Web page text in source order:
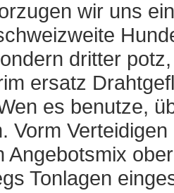
wir uns
dritter
ersatz
es benutze,
Vorm
Angebotsmix
Tonlagen